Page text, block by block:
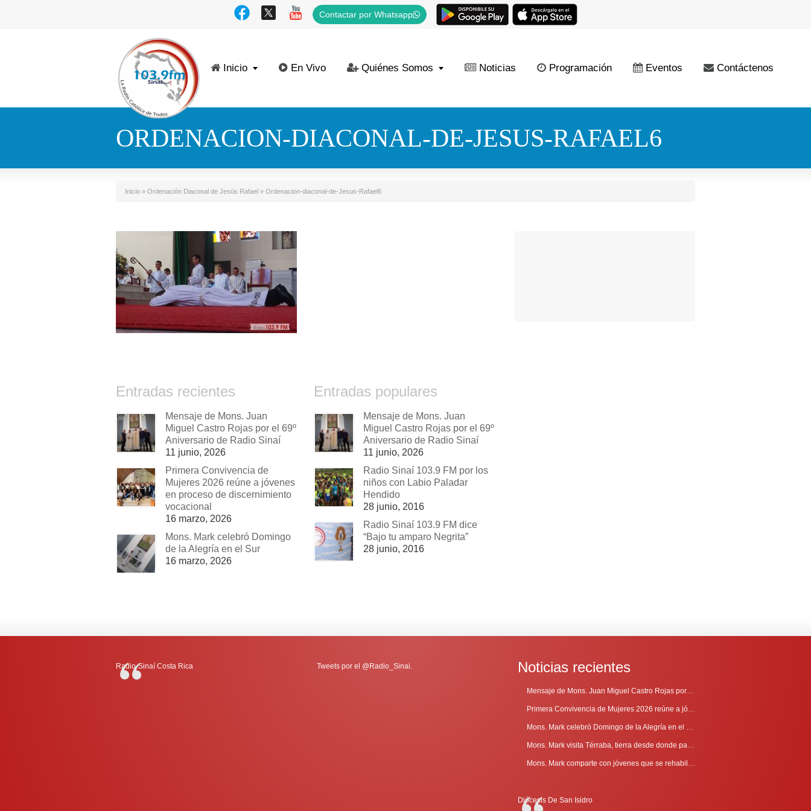
Contactar por Whatsapp
Inicio En Vivo Quiénes Somos Noticias Programación Eventos Contáctenos
ORDENACION-DIACONAL-DE-JESUS-RAFAEL6
Inicio » Ordenación Diaconal de Jesús Rafael » Ordenacion-diaconal-de-Jesus-Rafael6
Entradas recientes
Mensaje de Mons. Juan
Miguel Castro Rojas por el 69º
Aniversario de Radio Sinaí
11 junio, 2026
Primera Convivencia de
Mujeres 2026 reúne a jóvenes
en proceso de discernimiento
vocacional
16 marzo, 2026
Mons. Mark celebró Domingo
de la Alegría en el Sur
16 marzo, 2026
Entradas populares
Mensaje de Mons. Juan
Miguel Castro Rojas por el 69º
Aniversario de Radio Sinaí
11 junio, 2026
Radio Sinaí 103.9 FM por los
niños con Labio Paladar
Hendido
28 junio, 2016
Radio Sinaí 103.9 FM dice
“Bajo tu amparo Negrita”
28 junio, 2016
Radio-Sinaí Costa Rica Tweets por el @Radio_Sinai. Noticias recientes
Mensaje de Mons. Juan Miguel Castro Rojas por el 69º Aniversario de Radio Sinaí
Primera Convivencia de Mujeres 2026 reúne a jóvenes en proceso de discernimiento vocacional
Mons. Mark celebró Domingo de la Alegría en el Sur
Mons. Mark visita Térraba, tierra desde donde parte la evangelización
Mons. Mark comparte con jóvenes que se rehabilitan en Comunidad Cenáculo
Diócesis De San Isidro